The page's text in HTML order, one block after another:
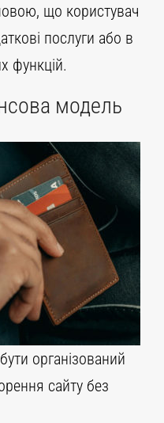
що користувач
послуги або в
функцій.
модель
організований
сайту без